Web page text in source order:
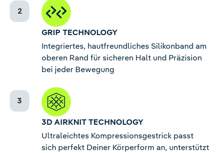
GRIP TECHNOLOGY
Integriertes, hautfreundliches Silikonband am
oberen Rand für sicheren Halt und Präzision
bei jeder Bewegung
3D AIRKNIT TECHNOLOGY
Ultraleichtes Kompressionsgestrick passt
sich perfekt Deiner Körperform an, unterstützt